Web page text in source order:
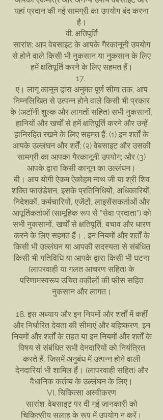
यहां प्रदान की गई सामग्री का उपयोग बंद करना
है।
वी. क्षतिपूर्ति
सारांश: आप वेबसाइट के आपके गैरकानूनी उपयोग
से होने वाले किसी भी नुकसान या नुकसान के लिए
हमें क्षतिपूर्ति करने के लिए सहमत हैं।
17.
ए। लागू कानून द्वारा अनुमत पूर्ण सीमा तक, आप
निम्नलिखित से उत्पन्न होने वाले किसी भी प्रकार
के (अटॉर्नी शुल्क और लागतों सहित) सभी नुकसानों,
हानियों और खर्चों से हमें क्षतिपूर्ति करने और उन्हें
हानिरहित रखने के लिए सहमत हैं: (1) इन शर्तों के
आपके उल्लंघन और शर्तेँ; (२) वेबसाइट और उसकी
सामग्री का आपका गैरकानूनी उपयोग; और (3)
आपके द्वारा किसी कानून का उल्लंघन।
बी। आप योगी ऐकम ऐकोहम नाथ जी या श्री शिव
शक्ति फाउंडेशन, इसके प्रतिनिधियों, अधिकारियों,
निदेशकों, कर्मचारियों, एजेंटों, लाइसेंसकर्ताओं और
आपूर्तिकर्ताओं (सामूहिक रूप से "सेवा प्रदाता") को
सभी नुकसानों, खर्चों से क्षतिपूर्ति, बचाव और धारण
करने के लिए सहमत हैं। , इन नियमों और शर्तों के
किसी भी उल्लंघन या आपकी सदस्यता से संबंधित
किसी भी गतिविधि या आपके द्वारा किसी भी घटना
(लापरवाही या गलत आचरण सहित) के
परिणामस्वरूप उचित वकीलों की फीस सहित
नुकसान और लागत।
18. इस अध्याय और इन नियमों और शर्तों में कहीं
और निर्धारित देयता की सीमाएं और बहिष्करण, इन
नियमों और शर्तों के तहत या इन नियमों और शर्तों के
विषय से संबंधित सभी देनदारियों को नियंत्रित
करते हैं, जिसमें अनुबंध में उत्पन्न होने वाली
देनदारियां भी शामिल हैं। (लापरवाही सहित) और
वैधानिक कर्तव्य के उल्लंघन के लिए।
VI. चिकित्सा अस्वीकरण
सारांश: वेबसाइट पर दी गई जानकारी को
चिकित्सीय सलाह के रूप में उपयोग न करें।